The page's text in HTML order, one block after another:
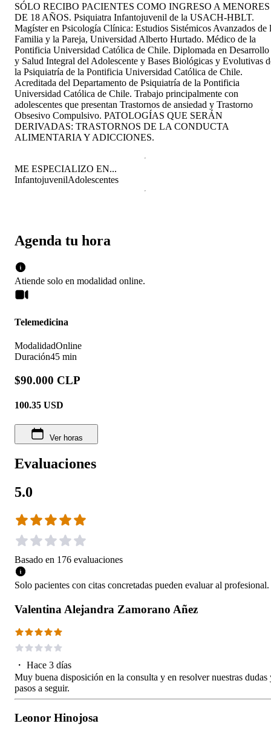
Agenda tu hora
Atiende solo en modalidad online.
Telemedicina
ModalidadOnline
Duración45 min
$90.000 CLP
100.35 USD
Ver horas
Evaluaciones
5.0
Basado en 176 evaluaciones
Solo pacientes con citas concretadas pueden evaluar al profesional.
Valentina Alejandra Zamorano Añez
・ Hace 3 días
Muy buena disposición en la consulta y en resolver nuestras dudas
pasos a seguir.
Leonor Hinojosa
SÓLO RECIBO PACIENTES COMO INGRESO A MENORES
DE 18 AÑOS. Psiquiatra Infantojuvenil de la USACH-HBLT.
Magíster en Psicología Clínica: Estudios Sistémicos Avanzados de
Familia y la Pareja, Universidad Alberto Hurtado. Médico de la
Pontificia Universidad Católica de Chile. Diplomada en Desarrollo
y Salud Integral del Adolescente y Bases Biológicas y Evolutivas
la Psiquiatría de la Pontificia Universidad Católica de Chile.
Acreditada del Departamento de Psiquiatría de la Pontificia
Universidad Católica de Chile. Trabajo principalmente con
adolescentes que presentan Trastornos de ansiedad y Trastorno
Obsesivo Compulsivo. PATOLOGÍAS QUE SERÁN
DERIVADAS: TRASTORNOS DE LA CONDUCTA
ALIMENTARIA Y ADICCIONES.
ME ESPECIALIZO EN...
InfantojuvenilAdolescentes